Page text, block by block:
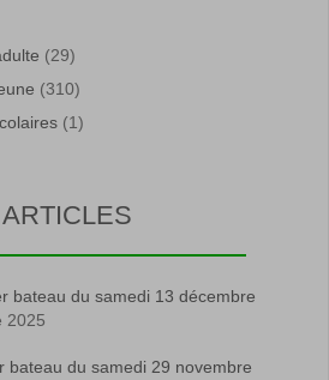
(29)
(310)
(1)
bateau du samedi 13 décembre
2025
bateau du samedi 29 novembre